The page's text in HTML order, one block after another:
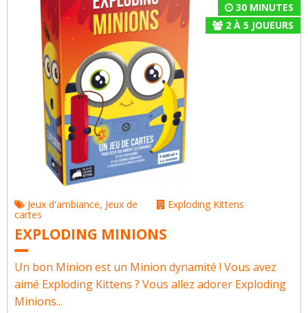
30 MINUTES
2À 5 JOUEURS
Jeux d'ambiance, Jeux de
cartes
Exploding Kittens
EXPLODING MINIONS
Un bon Minion est un Minion dynamité !​ Vous avez
aimé Exploding Kittens ? Vous allez adorer Exploding
Minions...